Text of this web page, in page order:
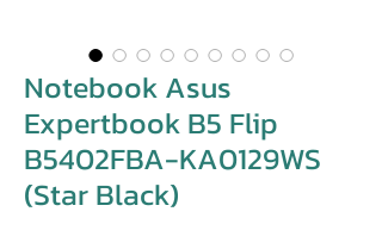
Notebook Asus
Expertbook B5 Flip
B5402FBA-KA0129WS
(Star Black)